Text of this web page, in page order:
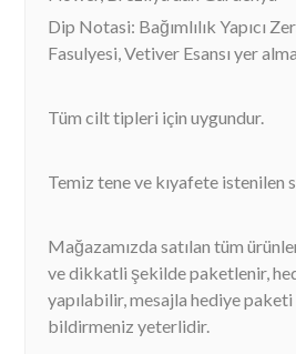
Dip Notasi: Bağımlılık Yapıcı
Fasulyesi, Vetiver Esansı yer
Tüm cilt tipleri için uygundur.
Temiz tene ve kıyafete istenilen
Mağazamızda satılan tüm
ve dikkatli şekilde paketlenir,
yapılabilir, mesajla hediye
bildirmeniz yeterlidir.